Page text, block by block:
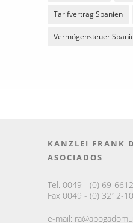
Tarifvertrag Spanien
Vermögensteuer
KANZLEI FRANK
ASOCIADOS
Tel. 0049 - (0) 69-
Fax 0049 - (0) 3212-
e-mail: